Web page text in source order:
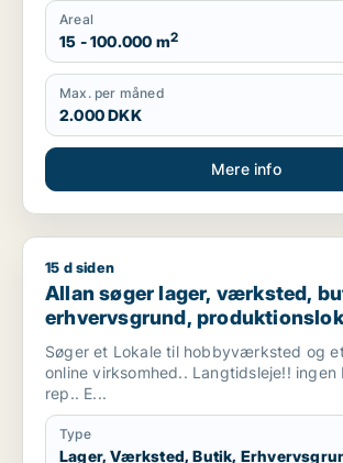
Areal
15 - 100.000 m2
Max. per måned
2.000 DKK
Mere info
Allan søger lager, værksted, butik,
15 d siden
Allan søger lager, værksted,
erhvervsgrund,
garage til leje i Vallensbæk,
Sorø m.fl.
Søger et Lokale til hobbyværksted og
online virksomhed.. Langtidsleje!! ingen
rep.. E...
Type
Lager, Værksted, Butik,